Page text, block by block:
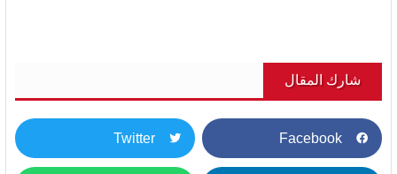
شارك المقال
Facebook
Twitter